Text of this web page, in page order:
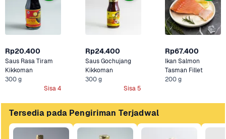
Rp20.400
Saus Rasa Tiram
Kikkoman
300 g
Sisa 4
Rp24.400
Saus Gochujang
Kikkoman
300 g
Sisa 5
Rp67.400
Ikan Salmon
Tasman Fillet
200 g
Tersedia pada Pengiriman Terjadwal